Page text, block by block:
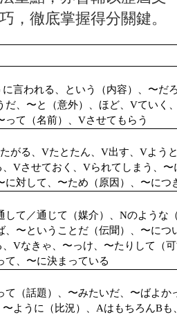
，徹底掌握得分關鍵。
言われる、という（内容）、〜だ
、〜と（意外）、ほど、 Vていく
て（名前）、 Vさせてもらう
たがる、 Vたとたん、 V出す、 Vよう
Vさせておく、 Vられてしまう、〜
に対して、〜ため（原因）、〜につ
して／通じて（媒介）、 Nのような
、〜ということだ（伝聞）、〜につ
Vなきゃ、〜っけ、〜たりして（
て、〜に決まっている
て（話題）、〜みたいだ、〜ばよか
ように（比況）、 AはもちろんBも